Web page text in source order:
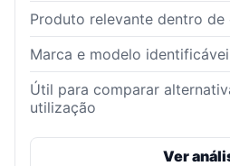
Produto relevante dentro de
Marca e modelo
Útil para comparar
utilização
Ver